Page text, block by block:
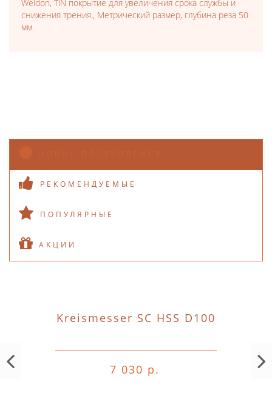
Weldon, TiN покрытие для увеличения срока службы и
снижения трения., Метрический размер, глубина реза 50
мм.
РЕКОМЕНДУЕМЫЕ
ПОПУЛЯРНЫЕ
АКЦИИ
Kreismesser SC HSS D100
7 030 р.